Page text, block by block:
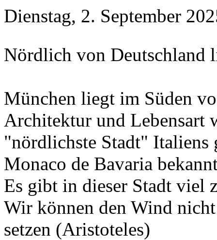
Dienstag, 2. September
Nördlich von Deutschland
München liegt im Süden
Architektur und Lebensart
"nördlichste Stadt" Italiens
Monaco de Bavaria
Es gibt in dieser Stadt viel
Wir können den Wind
setzen (Aristoteles)